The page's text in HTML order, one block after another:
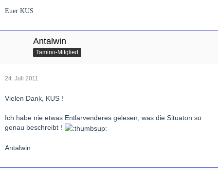
Euer KUS
Antalwin
Tamino-Mitglied
24. Juli 2011
Vielen Dank, KUS !
Ich habe nie etwas Entlarvenderes gelesen, was die Situaton so
genau beschreibt !
Antalwin